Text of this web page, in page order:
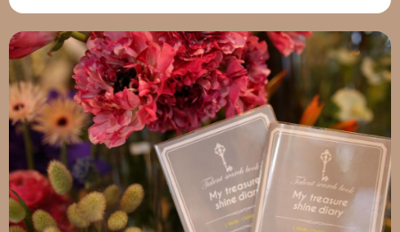
子ども才能発見手帳アワード